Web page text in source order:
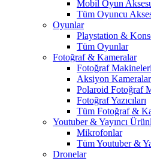
Mobil Oyun
Tüm Oyuncu
Oyunlar
Playstation &
Tüm Oyunlar
Fotoğraf & Kameralar
Fotoğraf Makineleri
Aksiyon
Polaroid Fotoğraf
Fotoğraf Yazıcıları
Tüm Fotoğraf &
Youtuber & Yayıncı
Mikrofonlar
Tüm Youtuber &
Dronelar